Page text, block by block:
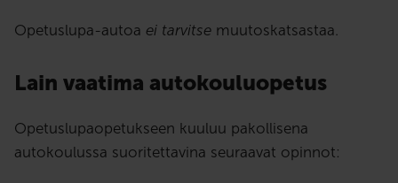
Opetuslupa-autoa ei tarvitse muutoskatsastaa.
Lain vaatima autokouluopetus
Opetuslupaopetukseen kuuluu pakollisena
autokoulussa suoritettavina seuraavat opinnot: